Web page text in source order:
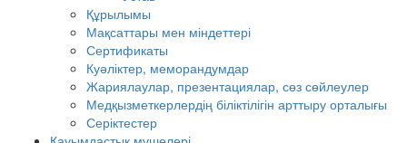
Құрылымы
Мақсаттары мен міндеттері
Сертификаты
Куәліктер, меморандумдар
Жариялаулар, презентациялар, сөз сөйлеулер
Медқызметкерлердің біліктілігін арттыру орталығы
Серіктестер